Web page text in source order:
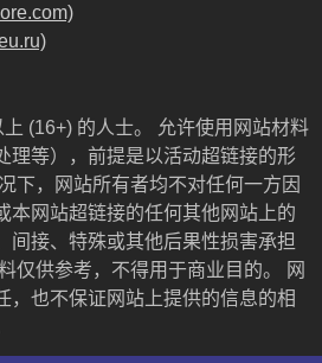
(16+) 的人士。 允许使用网站材料
理等），前提是以活动超链接的形
下，网站所有者均不对任何一方因
本网站超链接的任何其他网站上的
间接、特殊或其他后果性损害承担
仅供参考，不得用于商业目的。 网
，也不保证网站上提供的信息的相